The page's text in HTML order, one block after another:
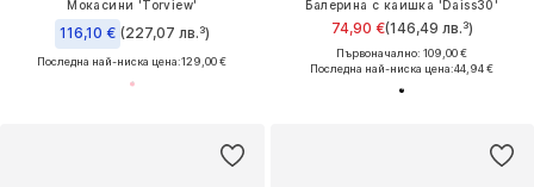
Мокасини 'Torview'
116,10 € (227,07 лв.³)
Последна най-ниска цена:129,00 €
Балерина с каишка 'Daiss30'
74,90 €(146,49 лв.³)
Първоначално: 109,00 €
Последна най-ниска цена:44,94 €